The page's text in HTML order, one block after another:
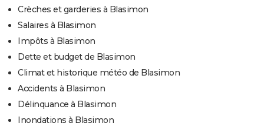
Crèches et garderies à Blasimon
Salaires à Blasimon
Impôts à Blasimon
Dette et budget de Blasimon
Climat et historique météo de Blasimon
Accidents à Blasimon
Délinquance à Blasimon
Inondations à Blasimon